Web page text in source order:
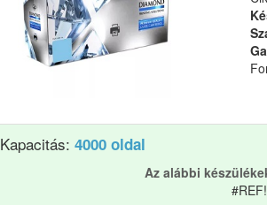
Kapacitás: 4000 oldal
Az alábbi
#REF!